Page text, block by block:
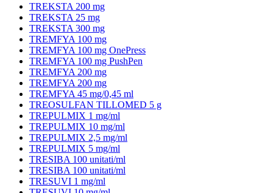
TREKSTA 200 mg
TREKSTA 25 mg
TREKSTA 300 mg
TREMFYA 100 mg
TREMFYA 100 mg OnePress
TREMFYA 100 mg PushPen
TREMFYA 200 mg
TREMFYA 200 mg
TREMFYA 45 mg/0,45 ml
TREOSULFAN TILLOMED 5 g
TREPULMIX 1 mg/ml
TREPULMIX 10 mg/ml
TREPULMIX 2,5 mg/ml
TREPULMIX 5 mg/ml
TRESIBA 100 unitati/ml
TRESIBA 100 unitati/ml
TRESUVI 1 mg/ml